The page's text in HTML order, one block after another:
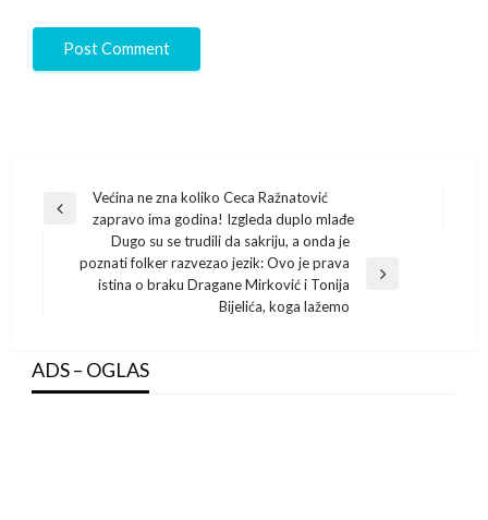
Post
navigation
Previous
Većina ne zna koliko Ceca Ražnatović
zapravo ima godina! Izgleda duplo mlađe
Dugo su se trudili da sakriju, a onda je
poznati folker razvezao jezik: Ovo je prava
istina o braku Dragane Mirković i Tonija
Bijelića, koga lažemo
ADS – OGLAS